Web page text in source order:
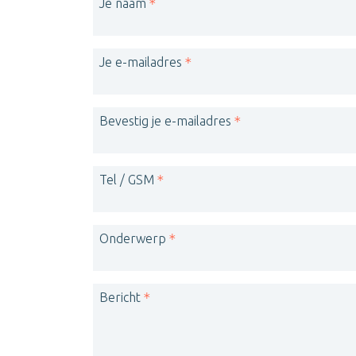
Je naam
Je e-mailadres
Bevestig je e-mailadres
Tel / GSM
Onderwerp
Bericht